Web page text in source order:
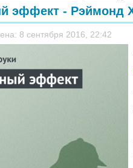
эффект - Рэймонд
8 сентября 2016, 22:42